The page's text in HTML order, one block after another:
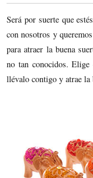
Será por suerte que
con nosotros y
para atraer la buena
no tan conocidos. Elige
llévalo contigo y atrae la